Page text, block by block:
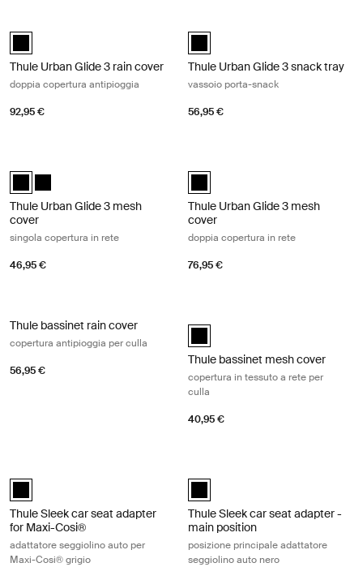
Thule Urban Glide 3 rain cover Nero (selected)
Thule Urban Glide 3 rain cover
doppia copertura antipioggia
92,95 €
Thule Urban Glide 3 snack tray
Thule Urban Glide 3 snack tray
vassoio porta-snack
56,95 €
Thule Urban Glide 3 mesh cover Nero (selected)
Thule Urban Glide 3 mesh cover Nero
Thule Urban Glide 3 mesh
cover
singola copertura in rete
46,95 €
Thule Urban Glide 3 mesh cover
Thule Urban Glide 3 mesh
cover
doppia copertura in rete
76,95 €
Thule bassinet rain cover
copertura antipioggia per culla
56,95 €
Thule bassinet mesh cover Nero
Thule bassinet mesh cover
copertura in tessuto a rete per
culla
40,95 €
Thule Sleek car seat adapter for Maxi-Cosi® Nero (selected)
Thule Sleek car seat adapter
for Maxi-Cosi®
adattatore seggiolino auto per
Maxi-Cosi® grigio
Thule Sleek car seat adapter -
Thule Sleek car seat adapter -
main position
posizione principale adattatore
seggiolino auto nero